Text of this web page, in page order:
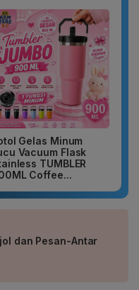
Gelas Minum
Vacuum Flask
TUMBLER
Coffee...
dan Pesan-Antar